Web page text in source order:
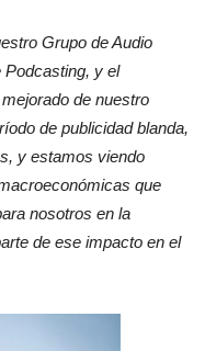
Grupo de Audio
Podcasting, y el
de nuestro
de publicidad blanda,
y estamos viendo
que
nosotros en la
de ese impacto en el